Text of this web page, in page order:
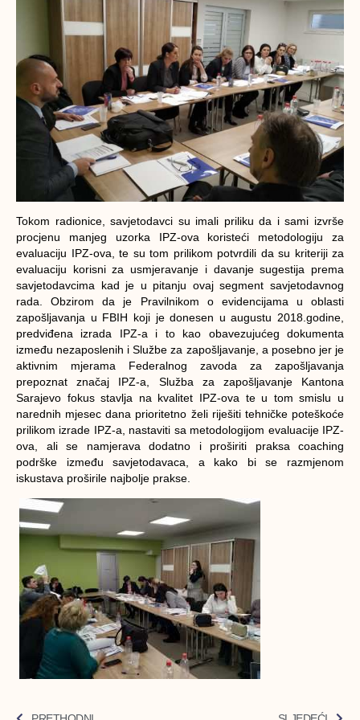
Tokom radionice, savjetodavci su imali priliku da i sami izvrše
procjenu manjeg uzorka IPZ-ova koristeći metodologiju za
evaluaciju IPZ-ova, te su tom prilikom potvrdili da su kriteriji za
evaluaciju korisni za usmjeravanje i davanje sugestija prema
savjetodavcima kad je u pitanju ovaj segment savjetodavnog
rada. Obzirom da je Pravilnikom o evidencijama u oblasti
zapošljavanja u FBIH koji je donesen u augustu 2018.godine,
predviđena izrada IPZ-a i to kao obavezujućeg dokumenta
između nezaposlenih i Službe za zapošljavanje, a posebno jer je
aktivnim mjerama Federalnog zavoda za zapošljavanja
prepoznat značaj IPZ-a, Služba za zapošljavanje Kantona
Sarajevo fokus stavlja na kvalitet IPZ-ova te u tom smislu u
narednih mjesec dana prioritetno želi riješiti tehničke poteškoće
prilikom izrade IPZ-a, nastaviti sa metodologijom evaluacije IPZ-
ova, ali se namjerava dodatno i proširiti praksa coaching
podrške između savjetodavaca, a kako bi se razmjenom
iskustava proširile najbolje prakse.